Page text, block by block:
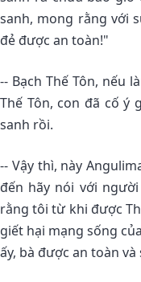
sanh, mong rằng với
đẻ được an toàn!"
-- Bạch Thế Tôn, nếu
Thế Tôn, con đã cố ý
sanh rồi.
-- Vậy thì, này
đến hãy nói với
rằng tôi từ khi được
giết hại mạng sống
ấy, bà được an toàn